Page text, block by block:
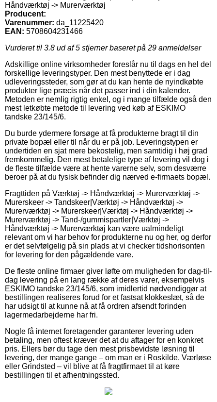
Håndværktøj -> Murerværktøj
Producent:
Varenummer: da_11225420
EAN: 5708604231466
Vurderet til 3.8 ud af 5 stjerner baseret på 29 anmeldelser
Adskillige online virksomheder foreslår nu til dags en hel del
forskellige leveringstyper. Den mest benyttede er i dag
udleveringssteder, som gør at du kan hente de nyindkøbte
produkter lige præcis når det passer ind i din kalender.
Metoden er nemlig rigtig enkel, og i mange tilfælde også den
mest letkøbte metode til levering ved køb af ESKIMO
tandske 23/145/6.
Du burde ydermere forsøge at få produkterne bragt til din
private bopæl eller til når du er på job. Leveringstypen er
undertiden en sjat mere bekostelig, men samtidig i høj grad
fremkommelig. Den mest betalelige type af levering vil dog i
de fleste tilfælde være at hente varerne selv, som desværre
beroer på at du fysisk befinder dig nærved e-firmaets bopæl.
Fragttiden på Værktøj -> Håndværktøj -> Murerværktøj ->
Murerskeer -> Tandskeer|Værktøj -> Håndværktøj ->
Murerværktøj -> Murerskeer|Værktøj -> Håndværktøj ->
Murerværktøj -> Tand-/gummispartler|Værktøj ->
Håndværktøj -> Murerværktøj kan være ualmindeligt
relevant om vi har behov for produkterne nu og her, og derfor
er det selvfølgelig på sin plads at vi checker tidshorisonten
for levering for den pågældende vare.
De fleste online firmaer giver løfte om muligheden for dag-til-
dag levering på en lang række af deres varer, eksempelvis
ESKIMO tandske 23/145/6, som imidlertid nødvendiggør at
bestillingen realiseres forud for et fastsat klokkeslæt, så de
har udsigt til at kunne nå at få ordren afsendt forinden
lagermedarbejderne har fri.
Nogle få internet foretagender garanterer levering uden
betaling, men oftest kræver det at du aftager for en konkret
pris. Ellers bør du tage den mest prisbevidste løsning til
levering, der mange gange – om man er i Roskilde, Værløse
eller Grindsted – vil blive at få fragtfirmaet til at køre
bestillingen til et afhentningssted.